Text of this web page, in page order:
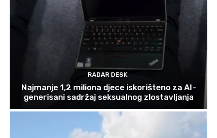
RADAR DESK
Najmanje 1,2 miliona djece iskorišteno za AI-
generisani sadržaj seksualnog zlostavljanja